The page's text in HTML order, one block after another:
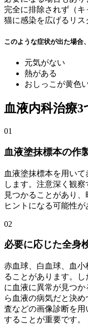
完全に排除されず（
猫に感染を広げるリス
このような症状が出た場合
元気がない
熱がある
おしっこが黄色
血液内科治療3
01
血液塗抹標本の作
血液塗抹標本を用い
します。注意深く観
見つかることがあり
ヒントになる可能性が
02
必要に応じた全身
赤血球、白血球、血
ることがあります。
に血液に異常が見つ
ら血液の病気だと決
査などの画像診断を
することが重要です。